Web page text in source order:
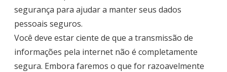
segurança para ajudar a manter seus dados
pessoais seguros.
Você deve estar ciente de que a transmissão de
informações pela internet não é completamente
segura. Embora faremos o que for razoavelmente